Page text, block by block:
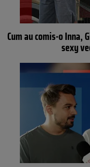
Cum au comis-o Inna,
sexy